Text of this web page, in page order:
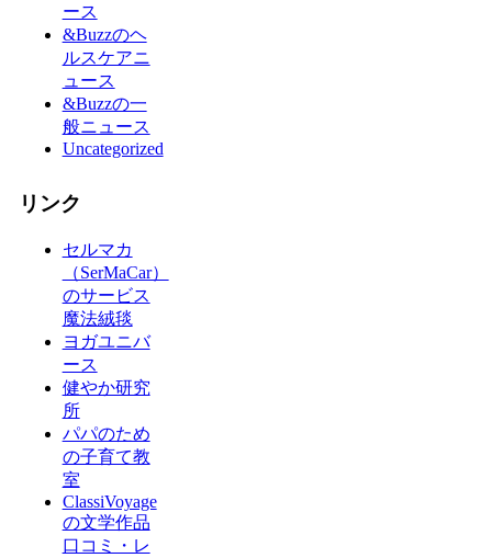
ース
&Buzzのヘ
ルスケアニ
ュース
&Buzzの一
般ニュース
Uncategorized
リンク
セルマカ
（SerMaCar）
のサービス
魔法絨毯
ヨガユニバ
ース
健やか研究
所
パパのため
の子育て教
室
ClassiVoyage
の文学作品
口コミ・レ